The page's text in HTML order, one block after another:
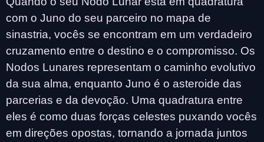
com o Juno do seu parceiro no mapa de
sinastria, vocês se encontram em um verdadeiro
cruzamento entre o destino e o compromisso. Os
Nodos Lunares representam o caminho evolutivo
da sua alma, enquanto Juno é o asteroide das
parcerias e da devoção. Uma quadratura entre
eles é como duas forças celestes puxando vocês
em direções opostas, tornando a jornada juntos